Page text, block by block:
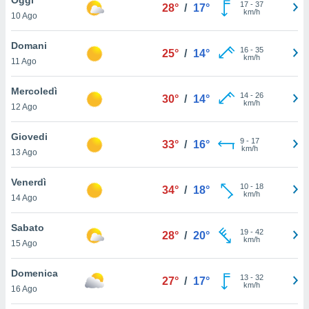
è
al sito
di
ci
di
il
un
la
nella
10 Ago
28° / 17° 17- 37
km/h
Domani
11 Ago
25° / 14° 16- 35
km/h
Mercoledì
12 Ago
30° / 14° 14- 26
km/h
Giovedi
13 Ago
33° / 16° 9- 17
km/h
Venerdì
14 Ago
34° / 18° 10- 18
km/h
Sabato
15 Ago
28° / 20° 19- 42
km/h
Domenica
16 Ago
27° / 17° 13- 32
km/h